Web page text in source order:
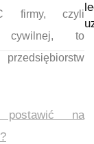
firmy, czyli
cywilnej, to
postawić na